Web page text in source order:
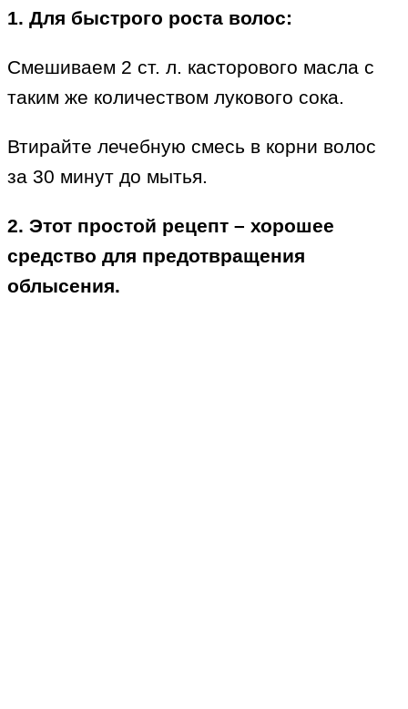
1. Для быстрого роста волос:
Смешиваем 2 ст. л. касторового масла с
таким же количеством лукового сока.
Втирайте лечебную смесь в корни волос
за 30 минут до мытья.
2. Этот простой рецепт – хорошее
средство для предотвращения
облысения.